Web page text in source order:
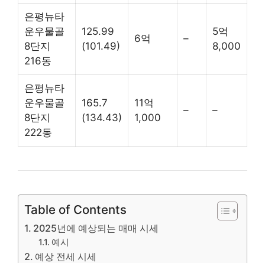
은평뉴타
운우물골
8단지
216동
125.99
(101.49)
6억 –
5억
8,000
은평뉴타
운우물골
8단지
222동
165.7
(134.43)
11억
1,000
– –
Table of Contents
2025년에 예상되는 매매 시세
예시
예상 전세 시세